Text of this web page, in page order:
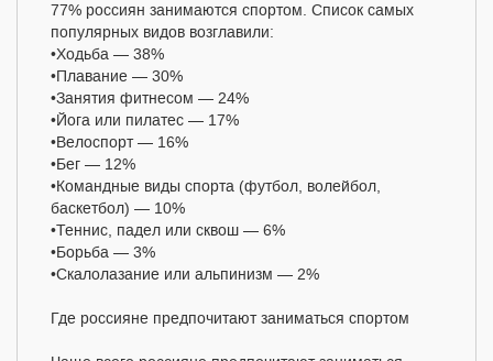
77% россиян занимаются спортом. Список самых
популярных видов возглавили:
•Ходьба — 38%
•Плавание — 30%
•Занятия фитнесом — 24%
•Йога или пилатес — 17%
•Велоспорт — 16%
•Бег — 12%
•Командные виды спорта (футбол, волейбол,
баскетбол) — 10%
•Теннис, падел или сквош — 6%
•Борьба — 3%
•Скалолазание или альпинизм — 2%
Где россияне предпочитают заниматься спортом